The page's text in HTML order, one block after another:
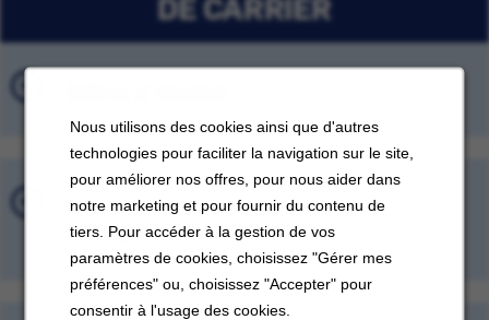
Nous utilisons des cookies ainsi que d'autres
technologies pour faciliter la navigation sur le site,
pour améliorer nos offres, pour nous aider dans
notre marketing et pour fournir du contenu de
tiers. Pour accéder à la gestion de vos
paramètres de cookies, choisissez "Gérer mes
préférences" ou, choisissez "Accepter" pour
consentir à l'usage des cookies.
Offres d'emploi récemment
consultées